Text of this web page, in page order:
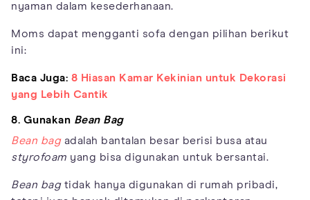
nyaman dalam kesederhanaan.
Moms dapat mengganti sofa dengan pilihan berikut
ini:
Baca Juga: 8 Hiasan Kamar Kekinian untuk Dekorasi
yang Lebih Cantik
8. Gunakan Bean Bag
Bean bagadalah bantalan besar berisi busa atau
styrofoam yang bisa digunakan untuk bersantai.
Bean bagtidak hanya digunakan di rumah pribadi,